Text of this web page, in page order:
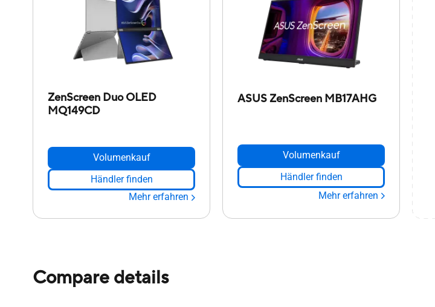
ZenScreen Duo OLED
MQ149CD
Volumenkauf
Händler finden
Mehr erfahren
ASUS ZenScreen MB17AHG
Volumenkauf
Händler finden
Mehr erfahren
Compare details